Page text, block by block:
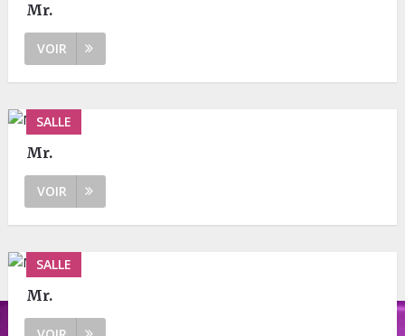
Mr.
VOIR
SALLE
Mr.
VOIR
SALLE
Mr.